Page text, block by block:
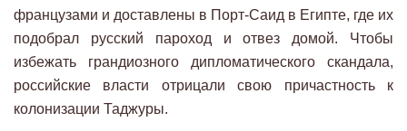
французами и доставлены в Порт-Саид в Египте, где их
подобрал русский пароход и отвез домой. Чтобы
избежать грандиозного дипломатического скандала,
российские власти отрицали свою причастность к
колонизации Таджуры.